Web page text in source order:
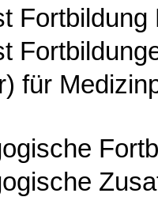
Fortbildung
für